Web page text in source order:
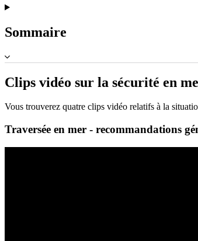
Sommaire
Clips vidéo sur la sécurité en
Vous trouverez quatre clips vidéo relatifs à la
Traversée en mer - recommandations